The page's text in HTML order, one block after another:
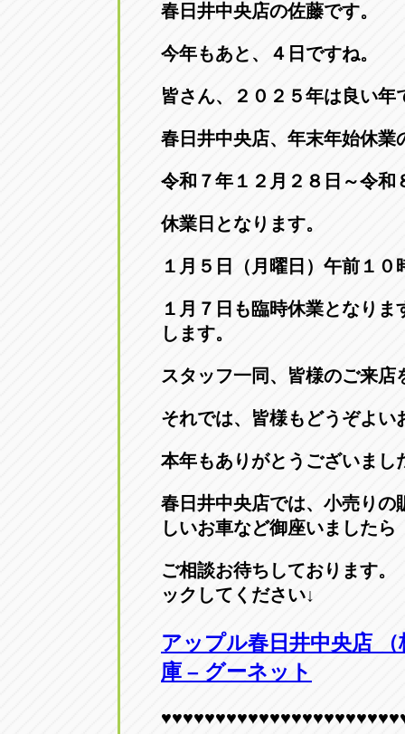
アップル
アップル
アップル
アップル
0561-53-
アップル
0587-66-
オートフ
052-400-
アップル名岐バイパス春日店
アップル碧南店
アップル常滑店
アップル小牧店
愛知県小牧市久保新町20
アップル尾張旭店
愛知県尾張旭市印場元町5-2-8
アップル岩倉店
愛知県岩倉市大地町長田35-1
オートフレンド
愛知県清須市春日砂賀東114
三重
春日井中央店の佐藤です。
今年もあと、４日ですね。
皆さん、２０２５年は良い年
春日井中央店、年末年始休業
令和７年１２月２８日～令和
休業日となります。
１月５日（月曜日）午前１
１月７日も臨時休業となり
します。
スタッフ一同、皆様のご来店
それでは、皆様もどうぞよい
本年もありがとうございまし
春日井中央店では、小売りの
しいお車など御座いましたら
ご相談お待ちしております。
ックしてください↓
アップル春日井中央店
庫 – グーネット